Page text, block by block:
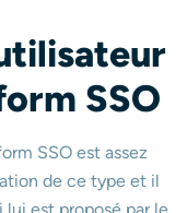
SSO
SSO est assez
de ce type et il
est proposé par le